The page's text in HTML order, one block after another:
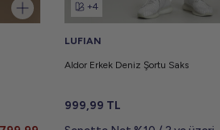
+4
LUFIAN
Aldor Erkek Deniz Şortu Saks
999,99 TL